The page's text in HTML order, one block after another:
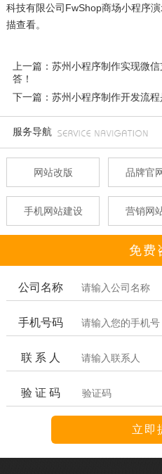
科技有限公司FwShop商场小程序
描查看。
上一篇：苏州小程序制作实现微
答！
下一篇：苏州小程序制作开发流程
服务导航
网站改版 品牌官
手机网站建设 营销网
免费
公司名称
手机号码
联 系 人
验 证 码